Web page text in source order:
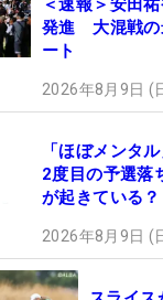
＜速報＞安田
発進 大混戦の
ート
2026年8月9日 (
「ほぼメンタ
2度目の予選
が起きている？
2026年8月9日 (